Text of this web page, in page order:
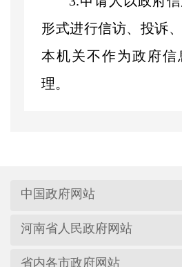
形式进行信访、投诉
本机关不作为政府信
理。
中国政府网站
河南省人民政府网站
省内各市政府网站